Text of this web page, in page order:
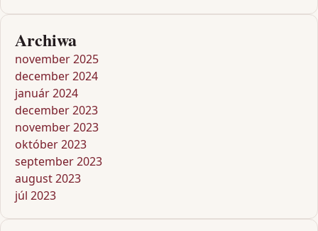
Archiwa
november 2025
december 2024
január 2024
december 2023
november 2023
október 2023
september 2023
august 2023
júl 2023